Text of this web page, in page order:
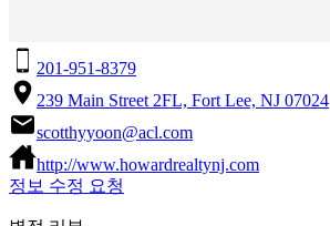
201-951-8379
239 Main Street 2FL, Fort Lee, NJ 07024
scotthyyoon@acl.com
http://www.howardrealtynj.com
정보 수정 요청